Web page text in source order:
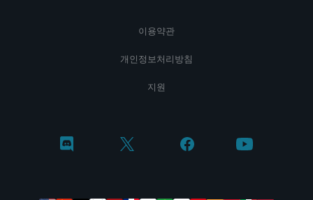
이용약관
개인정보처리방침
지원